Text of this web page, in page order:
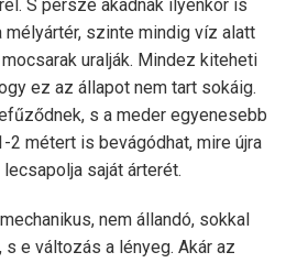
S persze akadnak ilyenkor is
mélyártér, szinte mindig víz alatt
uralják. Mindez kiteheti
ez az állapot nem tart sokáig.
s a meder egyenesebb
2 métert is bevágódhat, mire újra
saját árterét.
nem állandó, sokkal
e változás a lényeg. Akár az